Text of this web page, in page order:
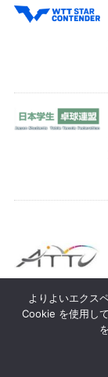
よりよいエクス
Cookie を使用し